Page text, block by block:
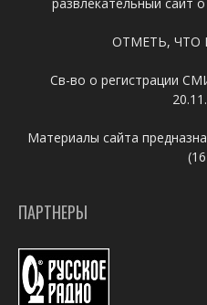
ОТМЕТЬ, ЧТО
Св-во о регистрации
Материалы сайта
ПАРТНЕРЫ